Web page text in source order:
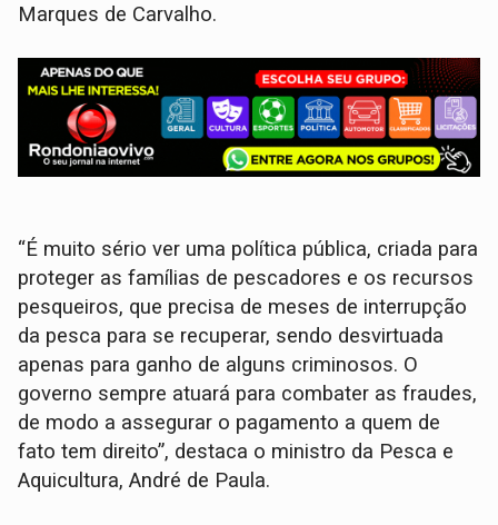
Marques de Carvalho.
“É muito sério ver uma política pública, criada para
proteger as famílias de pescadores e os recursos
pesqueiros, que precisa de meses de interrupção
da pesca para se recuperar, sendo desvirtuada
apenas para ganho de alguns criminosos. O
governo sempre atuará para combater as fraudes,
de modo a assegurar o pagamento a quem de
fato tem direito”, destaca o ministro da Pesca e
Aquicultura, André de Paula.